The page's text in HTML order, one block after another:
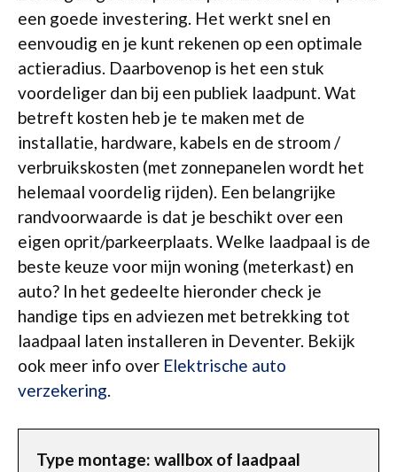
een goede investering. Het werkt snel en
eenvoudig en je kunt rekenen op een optimale
actieradius. Daarbovenop is het een stuk
voordeliger dan bij een publiek laadpunt. Wat
betreft kosten heb je te maken met de
installatie, hardware, kabels en de stroom /
verbruikskosten (met zonnepanelen wordt het
helemaal voordelig rijden). Een belangrijke
randvoorwaarde is dat je beschikt over een
eigen oprit/parkeerplaats. Welke laadpaal is de
beste keuze voor mijn woning (meterkast) en
auto? In het gedeelte hieronder check je
handige tips en adviezen met betrekking tot
laadpaal laten installeren in Deventer. Bekijk
ook meer info over Elektrische auto
verzekering.
Type montage: wallbox of laadpaal